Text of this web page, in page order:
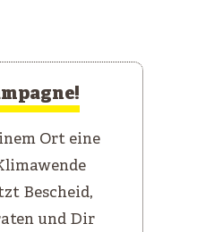
Ort eine
Bescheid,
und Dir